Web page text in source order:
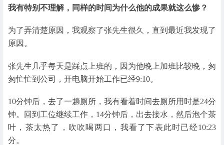
我有特别不理解，同样的时间为什么他的成果就这么惨？
为了弄清楚原因，我观察了张先生很久，直到最近我发现了
原因。
张先生几乎每天是踩点上班的，因为他晚上加班比较晚，匆
匆忙忙到公司，开电脑开始工作已经9:10。
10分钟后，去了一趟厕所，我有看着时间去厕所用时是24分
钟。回到工位继续工作，14分钟后，出去接水，然后泡个茶
叶，茶太热了，吹吹喝两口，我看了下表此时已经10:23
分。